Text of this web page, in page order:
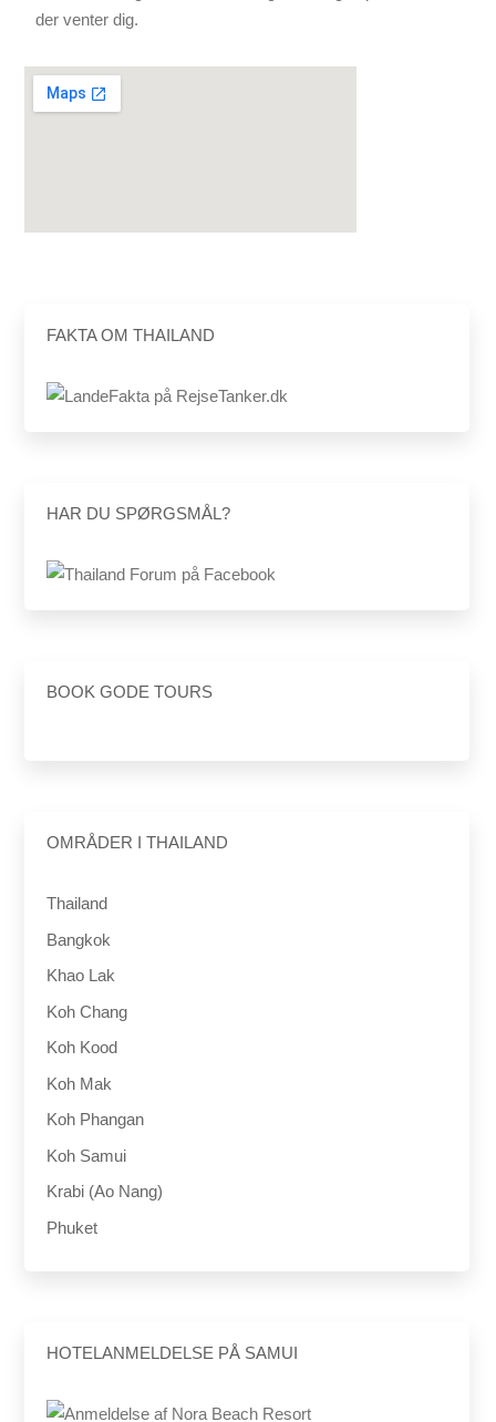
der venter dig.
FAKTA OM THAILAND
HAR DU SPØRGSMÅL?
BOOK GODE TOURS
OMRÅDER I THAILAND
Thailand
Bangkok
Khao Lak
Koh Chang
Koh Kood
Koh Mak
Koh Phangan
Koh Samui
Krabi (Ao Nang)
Phuket
HOTELANMELDELSE PÅ SAMUI